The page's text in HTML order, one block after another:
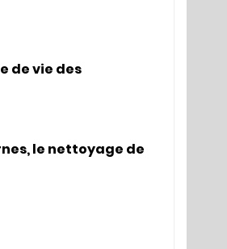
de vie des
le nettoyage de